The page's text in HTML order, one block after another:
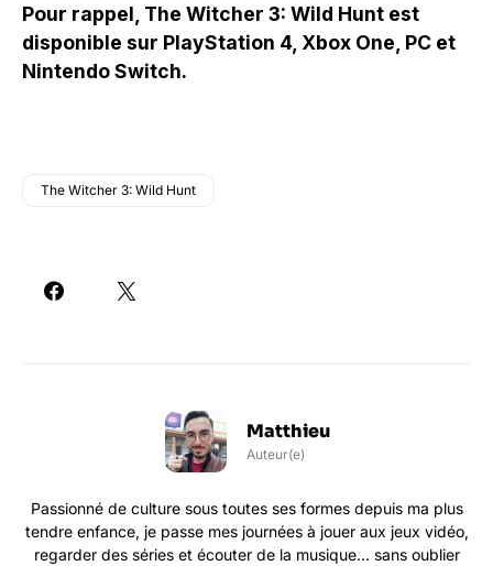
Pour rappel, The Witcher 3: Wild Hunt est
disponible sur PlayStation 4, Xbox One, PC et
Nintendo Switch.
The Witcher 3: Wild Hunt
Matthieu
Auteur(e)
Passionné de culture sous toutes ses formes depuis ma plus
tendre enfance, je passe mes journées à jouer aux jeux vidéo,
regarder des séries et écouter de la musique... sans oublier